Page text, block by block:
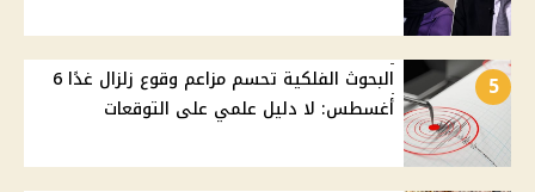
5
البحوث الفلكية تحسم مزاعم وقوع زلزال غدًا 6
أغسطس: لا دليل علمي على التوقعات